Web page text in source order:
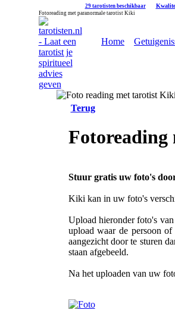
29 tarotisten beschikbaar|
Fotoreading met paranormale tarotist Kiki
Home
Terug
Stuur gratis uw foto's
Kiki kan in uw foto's
Upload hieronder foto's
upload waar de persoon
aangezicht door te sturen
staan afgebeeld.
Na het uploaden van uw